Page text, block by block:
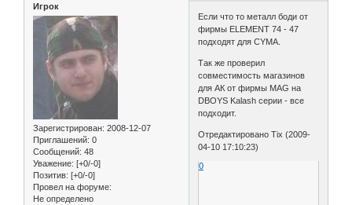
Игрок
Зарегистрирован: 2008-12-07
Приглашений: 0
Сообщений: 48
Уважение: [+0/-0]
Позитив: [+0/-0]
Провел на форуме:
Не определено
Если что то металл боди от
фирмы ELEMENT 74 - 47
подходят для CYMA.
Так же проверил
совместимость магазинов
для АК от фирмы MAG на
DBOYS Kalash серии - все
подходит.
Отредактировано Tix (2009-
04-10 17:10:23)
0